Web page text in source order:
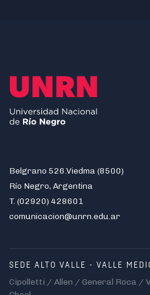
Belgrano 526.Viedma (8500)
Río Negro, Argentina
T. (02920) 428601
comunicacion@unrn.edu.ar
SEDE ALTO VALLE - VALLE
Cipolletti / Allen / General Roca /